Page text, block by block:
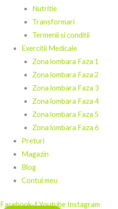
Nutritie
Transformari
Termenii si conditii
Exercitii Medicale
Zona lombara Faza 1
Zona lombara Faza 2
Zona lombara Faza 3
Zona lombara Faza 4
Zona lombara Faza 5
Zona lombara Faza 6
Preturi
Magazin
Blog
Contul meu
Facebook-fYoutube Instagram